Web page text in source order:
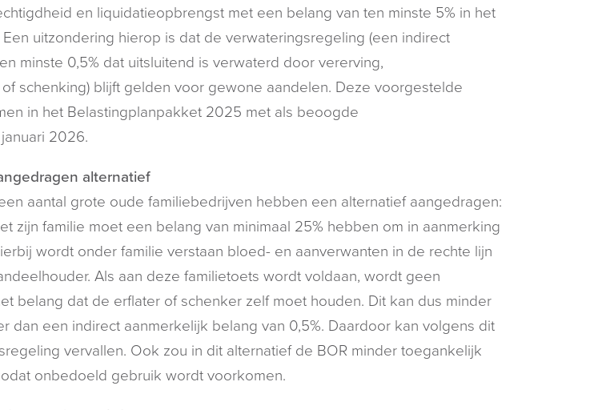
en liquidatieopbrengst met een belang van ten minste 5% in het
uitzondering hierop is dat de verwateringsregeling (een indirect
minste 0,5% dat uitsluitend is verwaterd door vererving,
schenking) blijft gelden voor gewone aandelen. Deze voorgestelde
in het Belastingplanpakket 2025 met als beoogde
2026.
alternatief
aantal grote oude familiebedrijven hebben een alternatief aangedragen:
zijn familie moet een belang van minimaal 25% hebben om in aanmerking
wordt onder familie verstaan bloed- en aanverwanten in de rechte lijn
Als aan deze familietoets wordt voldaan, wordt geen
belang dat de erflater of schenker zelf moet houden. Dit kan dus minder
dan een indirect aanmerkelijk belang van 0,5%. Daardoor kan volgens dit
vervallen. Ook zou in dit alternatief de BOR minder toegankelijk
onbedoeld gebruik wordt voorkomen.